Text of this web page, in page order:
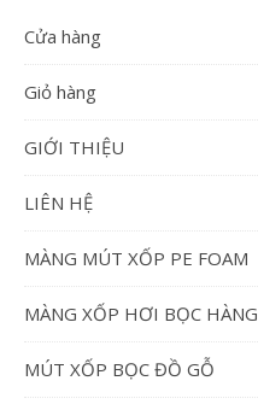
Cửa hàng
Giỏ hàng
GIỚI THIỆU
LIÊN HỆ
MÀNG MÚT XỐP PE FOAM
MÀNG XỐP HƠI BỌC HÀNG
MÚT XỐP BỌC ĐỒ GỖ